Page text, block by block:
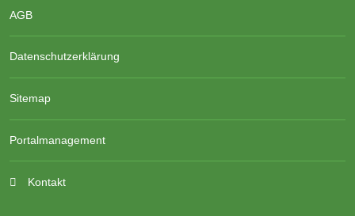
AGB
Datenschutzerklärung
Sitemap
Portalmanagement
Kontakt